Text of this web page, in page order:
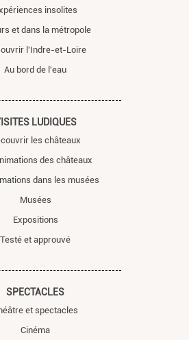
insolites
et dans la métropole
l'Indre-et-Loire
Au bord de l'eau
LUDIQUES
les châteaux
des châteaux
dans les musées
Musées
Expositions
Testé et approuvé
SPECTACLES
et spectacles
Cinéma